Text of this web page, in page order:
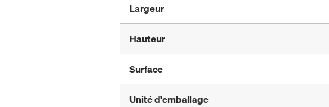
Largeur
Hauteur
Surface
Unité d'emballage